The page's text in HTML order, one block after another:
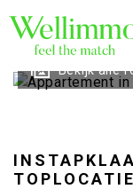
Bekijk alle
TOPLOCATIE